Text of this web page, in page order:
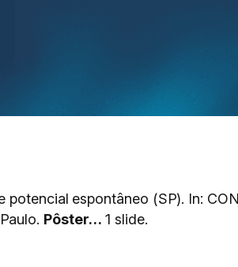
espontâneo (SP). In:
Pôster… 1 slide.